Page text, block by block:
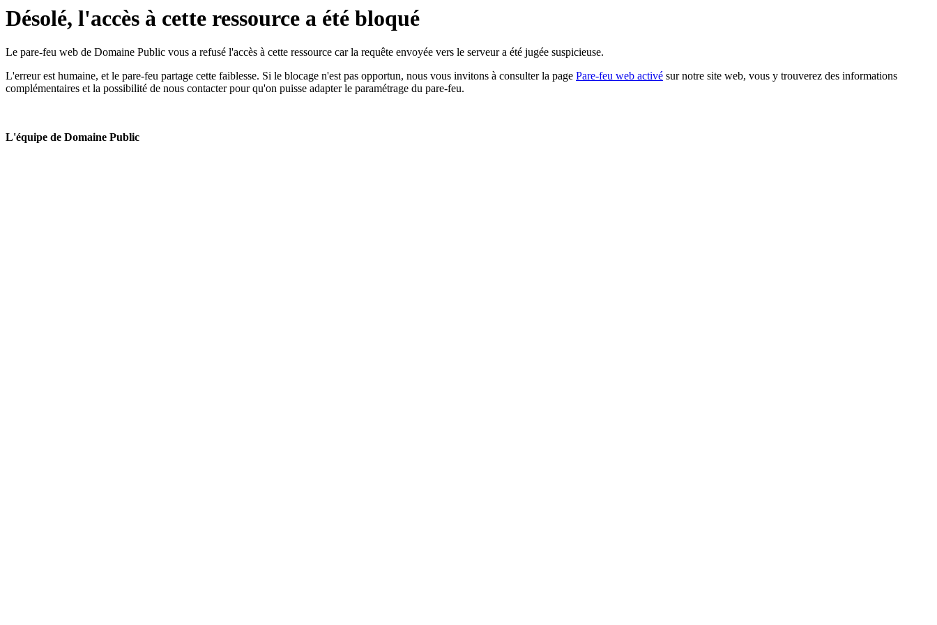
Désolé, l'accès à cette ressource a été bloqué
Le pare-feu web de Domaine Public vous a refusé l'accès à cette ressource car la requête envoyée vers le serveur a été jugée suspicieuse.
L'erreur est humaine, et le pare-feu partage cette faiblesse. Si le blocage n'est pas opportun, nous vous invitons à consulter la page Pare-feu web activé sur notre site web, vous y trouverez des informations
complémentaires et la possibilité de nous contacter pour qu'on puisse adapter le paramétrage du pare-feu.
L'équipe de Domaine Public